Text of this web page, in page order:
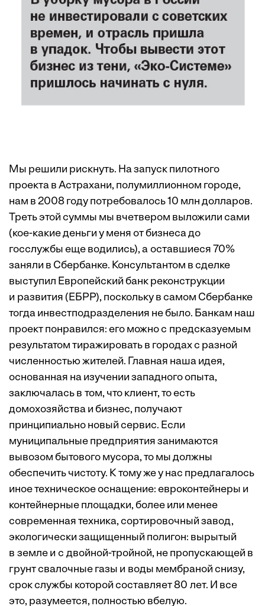
Мы решили рискнуть. На запуск пилотного
проекта в Астрахани, полумиллионном городе,
нам в 2008 году потребовалось 10 млн долларов.
Треть этой суммы мы вчетвером выложили сами
(кое-какие деньги у меня от бизнеса до
госслужбы еще водились), а оставшиеся 70%
заняли в Сбербанке. Консультантом в сделке
выступил Европейский банк реконструкции
и развития (ЕБРР), поскольку в самом Сбербанке
тогда инвестподразделения не было. Банкам наш
проект понравился: его можно с предсказуемым
результатом тиражировать в городах с разной
численностью жителей. Главная наша идея,
основанная на изучении западного опыта,
заключалась в том, что клиент, то есть
домохозяйства и ­бизнес, получают
принципиально новый сервис. Если
муниципальные предприятия занимаются
вывозом бытового мусора, то мы должны
обеспечить чистоту. К тому же у нас предлагалось
иное техническое оснащение: евроконтейнеры и
контейнерные площадки, более или менее
современная техника, сортировочный завод,
экологически защищенный полигон: вырытый
в земле и с двойной-тройной, не пропускающей в
грунт свалочные газы и воды мембраной снизу,
срок службы которой составляет 80 лет. И все
это, разумеется, полностью вбелую.